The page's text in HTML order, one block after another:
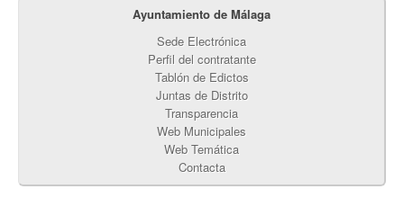
Ayuntamiento de Málaga
Sede Electrónica
Perfil del contratante
Tablón de Edictos
Juntas de Distrito
Transparencia
Web Municipales
Web Temática
Contacta